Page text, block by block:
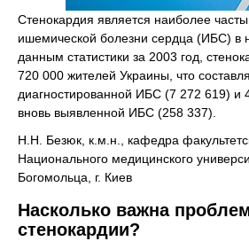
Стенокардия является наиболее
ишемической болезни сердца (ИБС) в
данным статистики за 2003 год,
720 000 жителей Украины, что
диагностированной ИБС (7 272 619) и
вновь выявленной ИБС (258 337).
Н.Н. Безюк, к.м.н., кафедра
Национального медицинского
Богомольца, г. Киев
Насколько важна
стенокардии?